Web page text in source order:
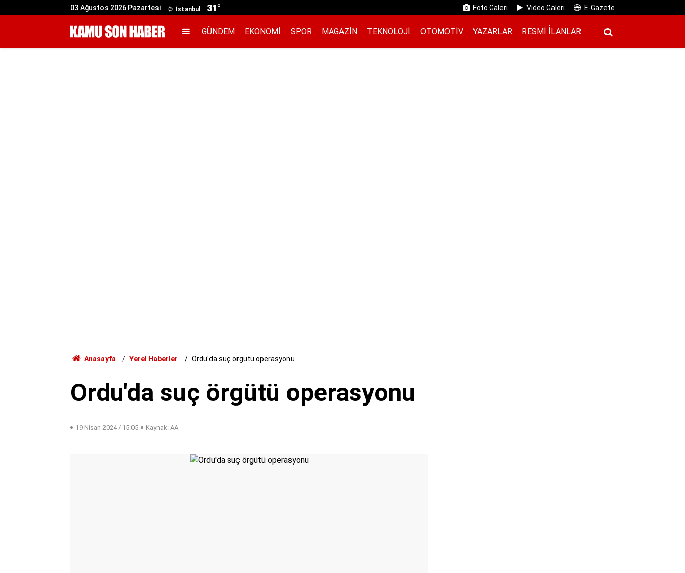
03 Ağustos 2026 Pazartesi İstanbul 31° Foto Galeri Video Galeri E-Gazete
GÜNDEM EKONOMI SPOR MAGAZIN TEKNOLOJI OTOMOTIV YAZARLAR RESMI İ̇LANLAR
Anasayfa Yerel Haberler Ordu'da suç örgütü operasyonu
Ordu'da suç örgütü operasyonu
19 Nisan 2024 / 15:05 Kaynak: AA